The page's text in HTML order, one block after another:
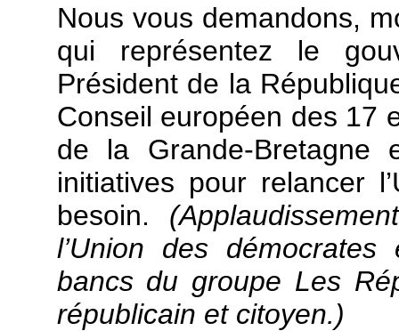
Nous vous demandons,
qui représentez le
Président de la
Conseil européen des 17
de la Grande-Bretagne
initiatives pour relancer
besoin.
l’Union des
bancs du groupe Les
républicain et citoyen.)